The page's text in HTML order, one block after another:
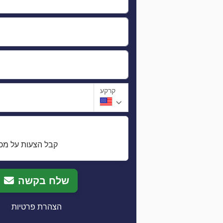
קרקע
קבל הצעות על
שלח בקשה
הצהרת פרטיות